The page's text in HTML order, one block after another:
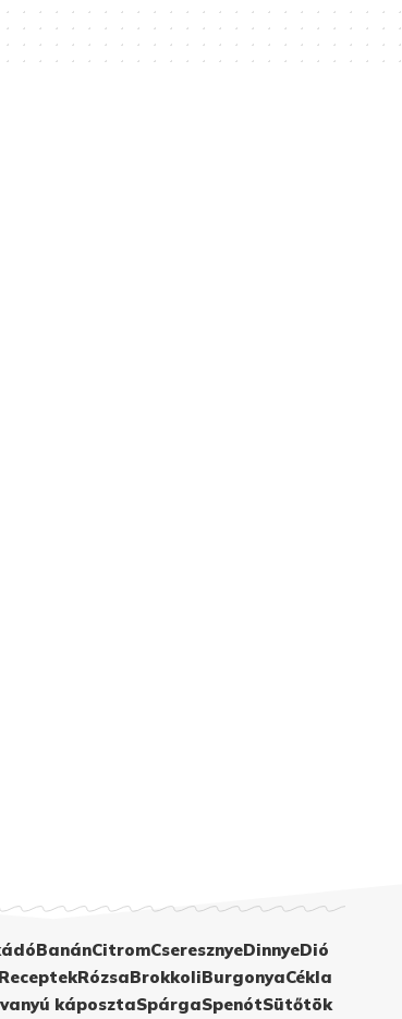
BanánCitromCseresznyeDinnyeDió
RózsaBrokkoliBurgonyaCékla
káposztaSpárgaSpenótSütőtök